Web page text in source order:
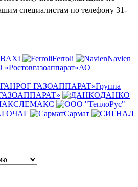
специалистам по телефону 31-
BAXI Ferroli
Navien
АО
Группа
ДАНКО
ЛЕМАКС
ОЧАГ
Сармат